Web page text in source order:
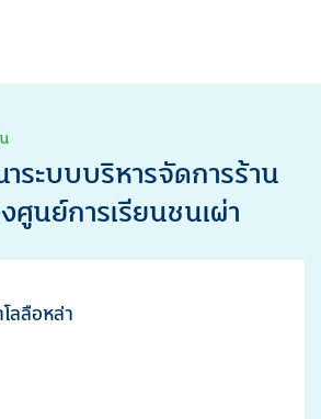
ระบบบริหารจัดการร้าน
ศูนย์การเรียนชนเผ่า
โลลือหล่า